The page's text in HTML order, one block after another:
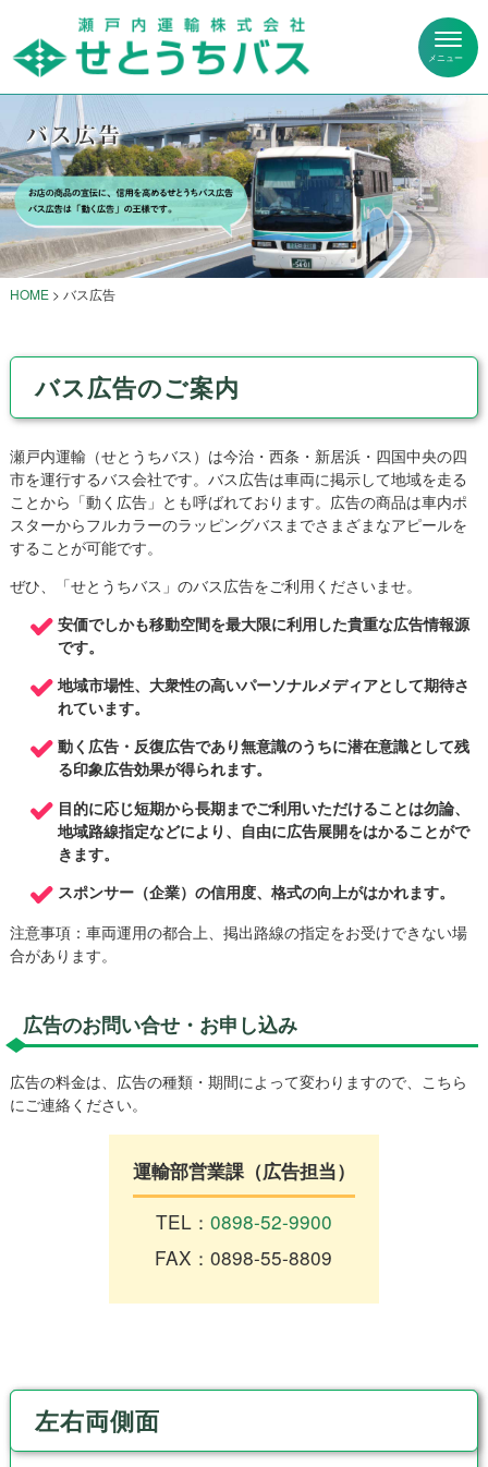
HOME> バス広告
バス広告のご案内
瀬戸内運輸（せとうちバス）は今治・西条・新居浜・四国中央の四
市を運行するバス会社です。バス広告は車両に掲示して地域を走る
ことから「動く広告」とも呼ばれております。広告の商品は車内ポ
スターからフルカラーのラッピングバスまでさまざまなアピールを
することが可能です。
ぜひ、「せとうちバス」のバス広告をご利用くださいませ。
安価でしかも移動空間を最大限に利用した貴重な広告情報源
です。
地域市場性、大衆性の高いパーソナルメディアとして期待さ
れています。
動く広告・反復広告であり無意識のうちに潜在意識として残
る印象広告効果が得られます。
目的に応じ短期から長期までご利用いただけることは勿論、
地域路線指定などにより、自由に広告展開をはかることがで
きます。
スポンサー（企業）の信用度、格式の向上がはかれます。
注意事項：車両運用の都合上、掲出路線の指定をお受けできない場
合があります。
広告のお問い合せ・お申し込み
広告の料金は、広告の種類・期間によって変わりますので、こちら
にご連絡ください。
運輸部営業課（広告担当）
TEL： 0898-52-9900
FAX：0898-55-8809
左右両側面